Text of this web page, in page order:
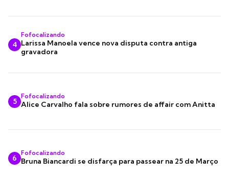
4
Fofocalizando
Larissa Manoela vence nova disputa contra antiga
gravadora
5
Fofocalizando
Alice Carvalho fala sobre rumores de affair com Anitta
6
Fofocalizando
Bruna Biancardi se disfarça para passear na 25 de Março